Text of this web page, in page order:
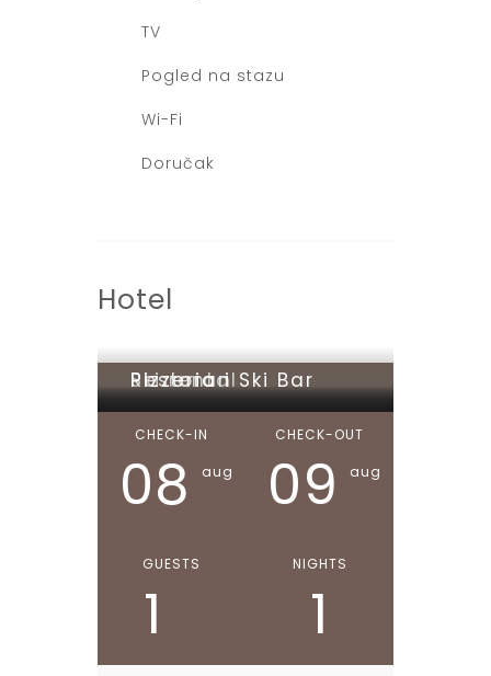
TV
Pogled na stazu
Wi-Fi
Doručak
Hotel
Ski rental
Restoran
Pizzeria i Ski Bar
CHECK-IN
08 aug
CHECK-OUT
09 aug
GUESTS
1
NIGHTS
1